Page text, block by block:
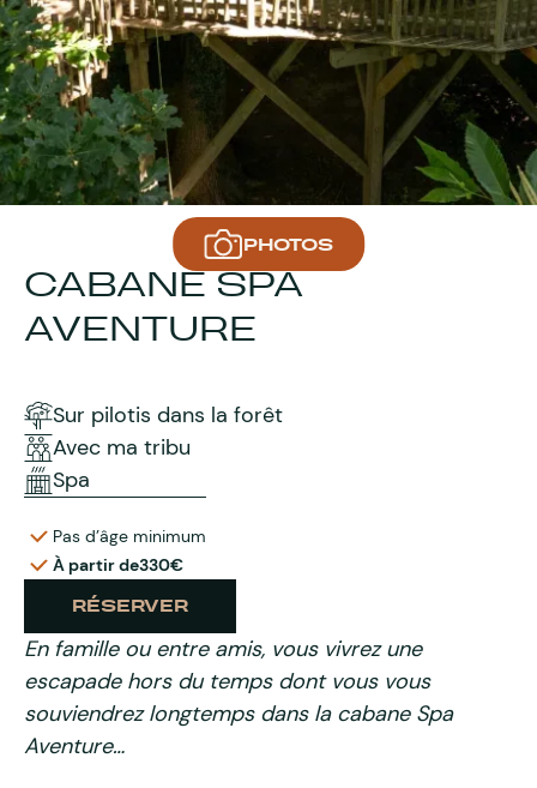
PHOTOS
CABANE SPA
AVENTURE
En famille ou entre amis, vous vivrez une
escapade hors du temps dont vous vous
souviendrez longtemps dans la cabane Spa
Aventure…
Sur pilotis dans la forêt
Avec ma tribu
Spa
Pas d’âge minimum
À partir de330€
RÉSERVER